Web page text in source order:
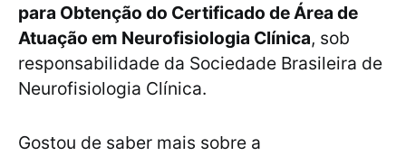
para Obtenção do Certificado de Área de
Atuação em Neurofisiologia Clínica, sob
responsabilidade da Sociedade Brasileira de
Neurofisiologia Clínica.
Gostou de saber mais sobre a